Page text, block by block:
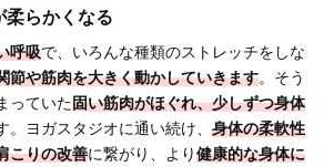
柔らかくなる
呼吸で、いろんな種類のストレッチをしな
節や筋肉を大きく動かしていきます。そう
っていた固い筋肉がほぐれ、少しずつ身体
。ヨガスタジオに通い続け、 身体の柔軟性
こりの改善に繋がり、より健康的な身体に